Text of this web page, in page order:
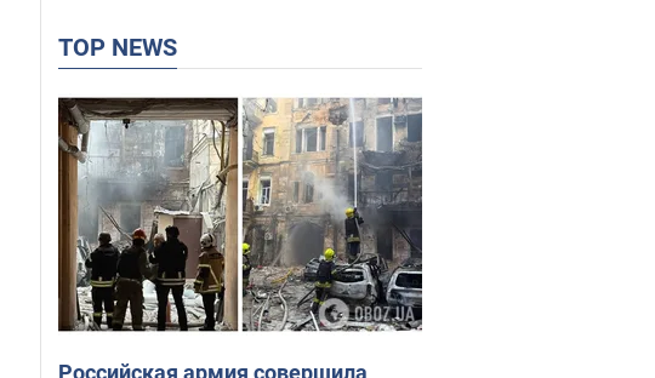
TOP NEWS
Российская армия совершила